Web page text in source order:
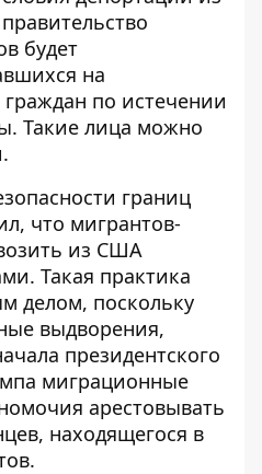
будет
на
по истечении
Такие лица можно
границ
что мигрантов-
из США
Такая практика
делом, поскольку
выдворения,
президентского
миграционные
арестовывать
находящегося в